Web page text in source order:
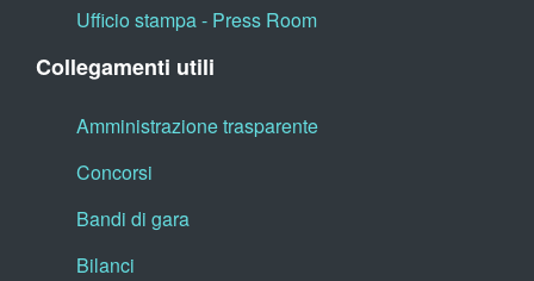
Ufficio stampa - Press Room
Collegamenti utili
Amministrazione trasparente
Concorsi
Bandi di gara
Bilanci